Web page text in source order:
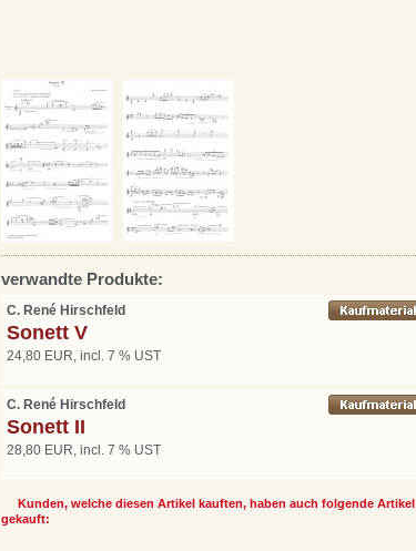
verwandte Produkte:
C. René Hirschfeld
Sonett V
24,80 EUR, incl. 7 % UST
C. René Hirschfeld
Sonett II
28,80 EUR, incl. 7 % UST
Kunden, welche diesen Artikel kauften, haben auch folgende Artikel
gekauft: